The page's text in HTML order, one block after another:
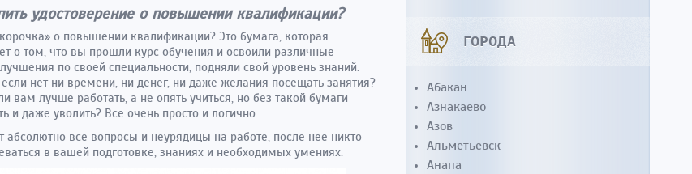
удостоверение о повышении квалификации?
о повышении квалификации? Это бумага, которая
о том, что вы прошли курс обучения и освоили различные
по своей специальности, подняли свой уровень знаний.
если нет ни времени, ни денег, ни даже желания посещать занятия?
вам лучше работать, а не опять учиться, но без такой бумаги
и даже уволить? Все очень просто и логично.
абсолютно все вопросы и неурядицы на работе, после нее никто
в вашей подготовке, знаниях и необходимых умениях.
ГОРОДА
Абакан
Азнакаево
Азов
Альметьевск
Анапа